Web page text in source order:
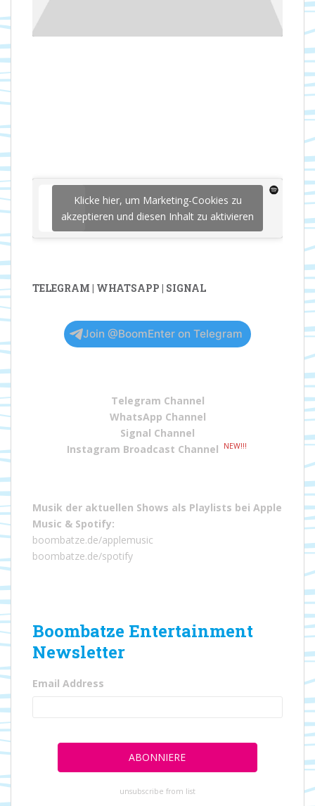
Klicke hier, um Marketing-Cookies zu
akzeptieren und diesen Inhalt zu aktivieren
TELEGRAM | WHATSAPP | SIGNAL
Join @BoomEnter on Telegram
Telegram Channel
WhatsApp Channel
Signal Channel
Instagram Broadcast Channel
NEW!!!
Musik der aktuellen Shows als Playlists bei Apple
Music & Spotify:
boombatze.de/applemusic
boombatze.de/spotify
Boombatze Entertainment
Newsletter
Email Address
unsubscribe from list